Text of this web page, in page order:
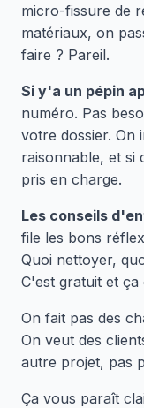
micro-fissure de
matériaux, on
faire ? Pareil.
Si y'a un pépin
numéro. Pas
votre dossier. On
raisonnable, et si
pris en charge.
Les conseils
file les bons
Quoi nettoyer,
C'est gratuit et ça
On fait pas des
On veut des
autre projet, pas
Ça vous paraît